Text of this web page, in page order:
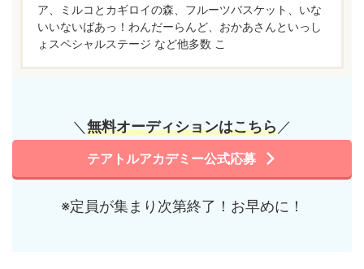
ア、ミルコとカギロイの森、フルーツバスケット、いな
いいないばあっ！わんだーらんど、おかあさんといっし
ょスペシャルステージ など他多数 こ
＼ 無料オーディションはこちら／
テアトルアカデミー公式応募
※定員が集まり次第終了！お早めに！